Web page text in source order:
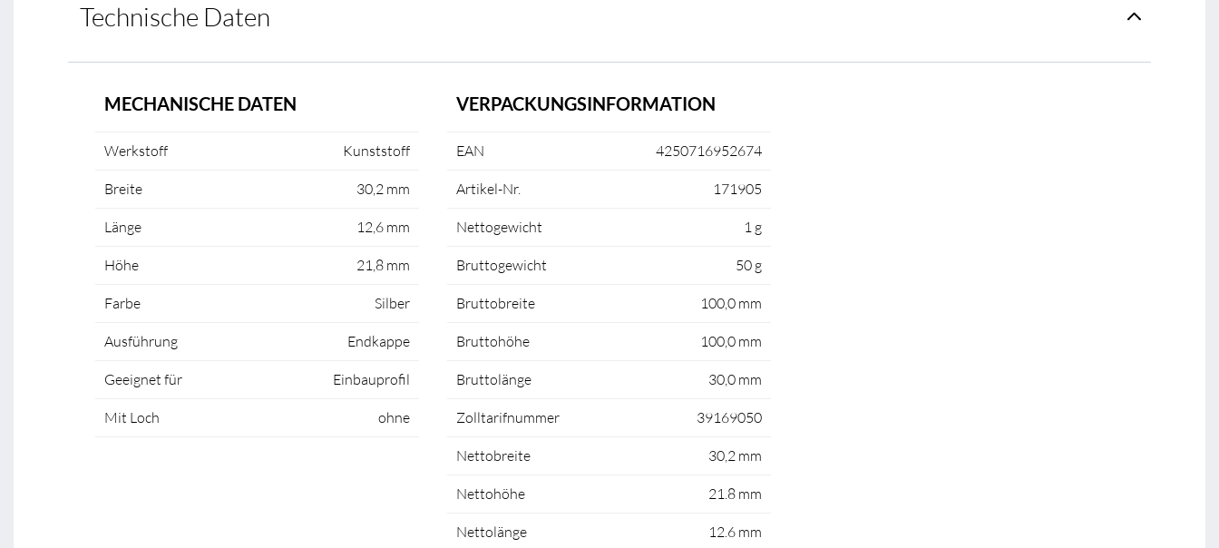
Technische Daten
MECHANISCHE DATEN
Werkstoff Kunststoff
Breite 30,2 mm
Länge 12,6 mm
Höhe 21,8 mm
Farbe Silber
Ausführung Endkappe
Geeignet für Einbauprofil
Mit Loch ohne
VERPACKUNGSINFORMATION
EAN 4250716952674
Artikel-Nr. 171905
Nettogewicht 1 g
Bruttogewicht 50 g
Bruttobreite 100,0 mm
Bruttohöhe 100,0 mm
Bruttolänge 30,0 mm
Zolltarifnummer 39169050
Nettobreite 30,2 mm
Nettohöhe 21.8 mm
Nettolänge 12.6 mm